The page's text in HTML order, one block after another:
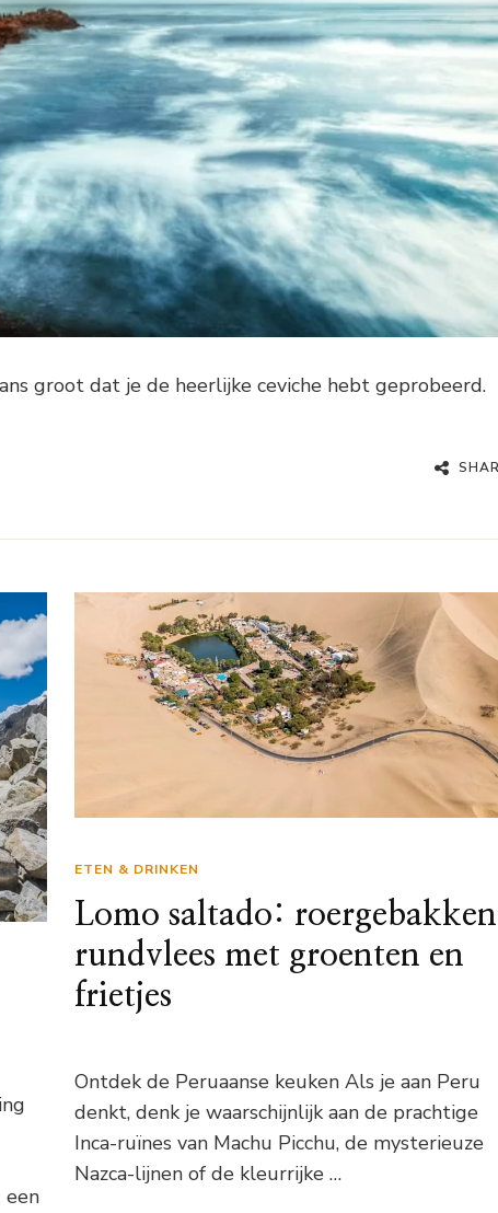
groot dat je de heerlijke ceviche hebt geprobeerd.
ETEN & DRINKEN
Lomo saltado: roergebakken
rundvlees met groenten en
frietjes
Ontdek de Peruaanse keuken Als je aan Peru
denkt, denk je waarschijnlijk aan de prachtige
Inca-ruïnes van Machu Picchu, de mysterieuze
Nazca-lijnen of de kleurrijke …